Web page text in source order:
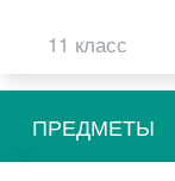
11 класс
ПРЕДМЕТЫ